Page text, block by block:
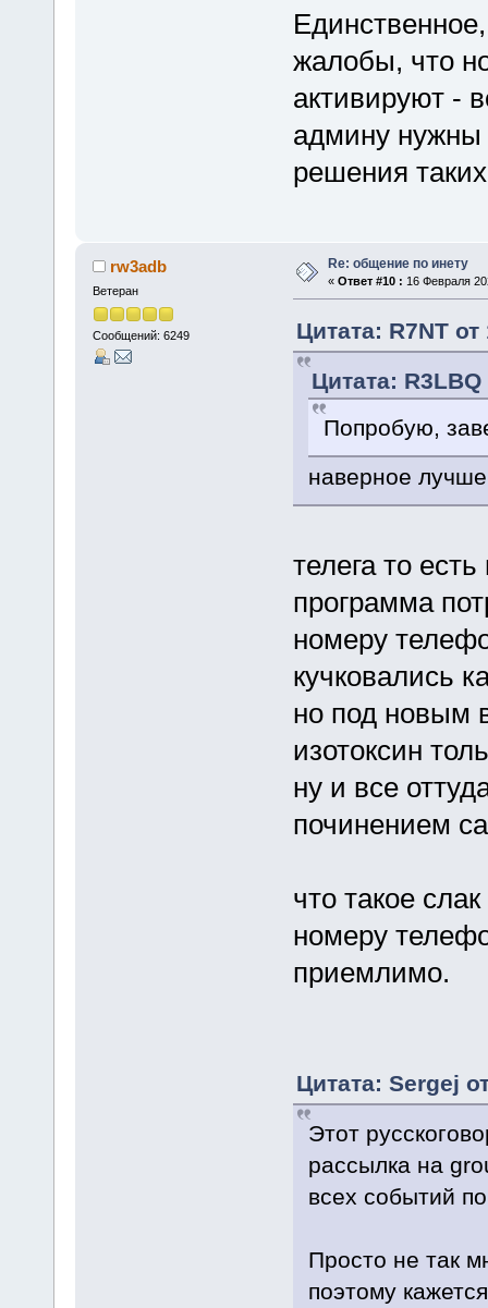
жалобы, что
активируют -
админу нужны
решения
rw3adb
Ветеран
Сообщений: 6249
Re: общение по инету
« Ответ #10 : 16 Февраля
Цитата: R7NT
Цитата:
Попробую,
наверное
телега то
программа
номеру
кучковались
но под новым
изотоксин
ну и все
починением
что такое
номеру
приемлимо.
Цитата: Sergej
Этот
рассылка на
всех событий
Просто не так
поэтому